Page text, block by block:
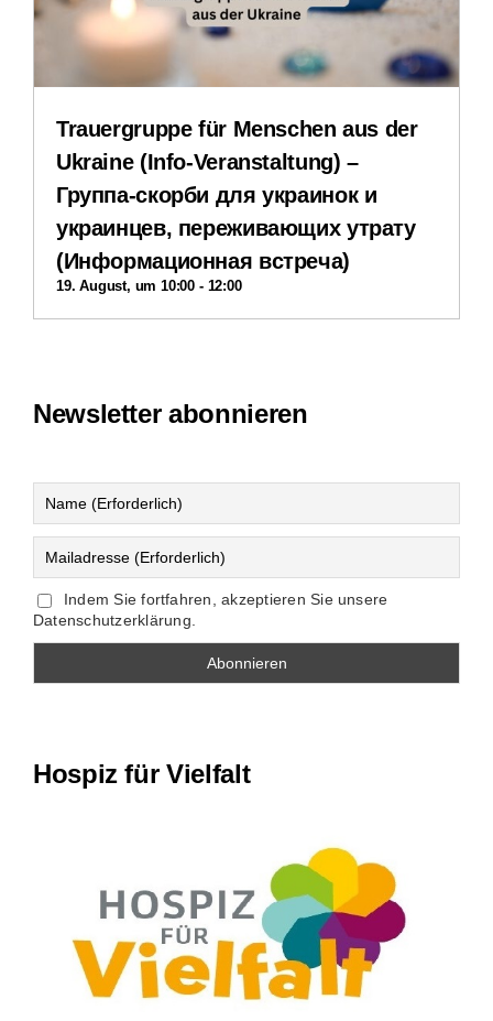
Trauergruppe für Menschen aus der
Ukraine (Info-Veranstaltung) –
Группа-скорби для украинок и
украинцев, переживающих утрату
(Информационная встреча)
19. August, um 10:00 - 12:00
Newsletter abonnieren
Indem Sie fortfahren, akzeptieren Sie unsere
Datenschutzerklärung.
Hospiz für Vielfalt